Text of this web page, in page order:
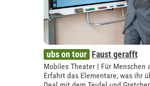
ubs on tour Faust gerafft
Mobiles Theater | Für Menschen
Erfahrt das Elementare, was ihr